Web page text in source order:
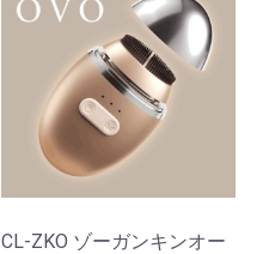
CL-ZKO ゾーガンキンオー